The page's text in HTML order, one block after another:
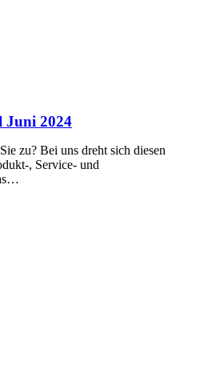
Juni 2024
zu? Bei uns dreht sich diesen
, Service- und